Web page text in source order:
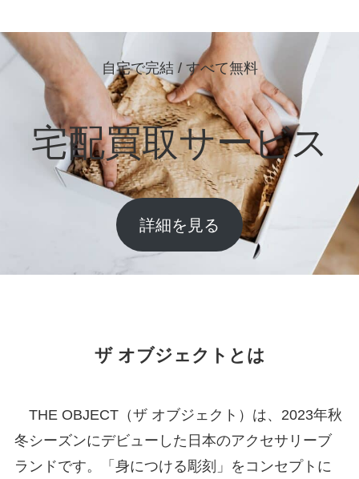
自宅で完結 / すべて無料
宅配買取サービス
詳細を見る
ザ オブジェクトとは
THE OBJECT（ザ オブジェクト）は、2023年秋
冬シーズンにデビューした日本のアクセサリーブ
ランドです。「身につける彫刻」をコンセプトに